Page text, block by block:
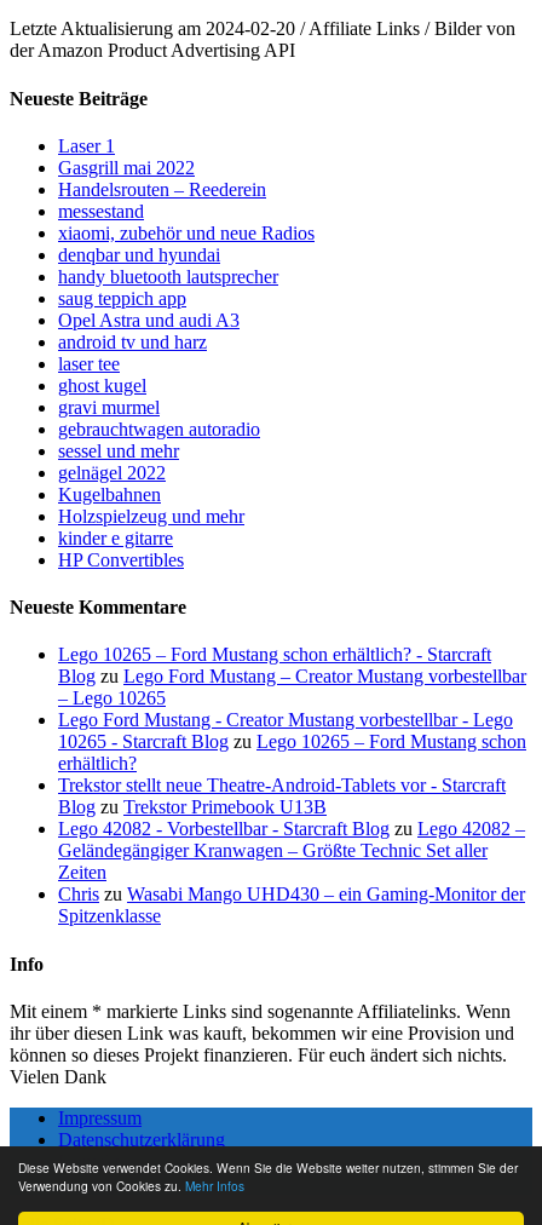
Diese Website verwendet Cookies. Wenn Sie die Website weiter nutzen, stimmen Sie der
Verwendung von Cookies zu. Mehr Infos
Letzte Aktualisierung am 2024-02-20 / Affiliate Links / Bilder von
der Amazon Product Advertising API
Neueste Beiträge
Laser 1
Gasgrill mai 2022
Handelsrouten – Reederein
messestand
xiaomi, zubehör und neue Radios
denqbar und hyundai
handy bluetooth lautsprecher
saug teppich app
Opel Astra und audi A3
android tv und harz
laser tee
ghost kugel
gravi murmel
gebrauchtwagen autoradio
sessel und mehr
gelnägel 2022
Kugelbahnen
Holzspielzeug und mehr
kinder e gitarre
HP Convertibles
Neueste Kommentare
Lego 10265 – Ford Mustang schon erhältlich? - Starcraft
Blog zu Lego Ford Mustang – Creator Mustang vorbestellbar
– Lego 10265
Lego Ford Mustang - Creator Mustang vorbestellbar - Lego
10265 - Starcraft Blog zu Lego 10265 – Ford Mustang schon
erhältlich?
Trekstor stellt neue Theatre-Android-Tablets vor - Starcraft
Blog zu Trekstor Primebook U13B
Lego 42082 - Vorbestellbar - Starcraft Blog zu Lego 42082 –
Geländegängiger Kranwagen – Größte Technic Set aller
Zeiten
Chris zu Wasabi Mango UHD430 – ein Gaming-Monitor der
Spitzenklasse
Info
Mit einem * markierte Links sind sogenannte Affiliatelinks. Wenn
ihr über diesen Link was kauft, bekommen wir eine Provision und
können so dieses Projekt finanzieren. Für euch ändert sich nichts.
Vielen Dank
Impressum
Datenschutzerklärung
Kontakt
Sitemap